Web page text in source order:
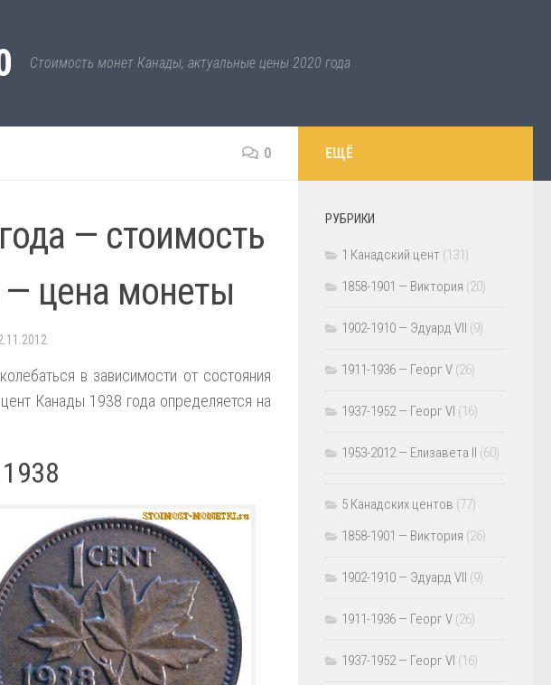
Стоимость монет Канады, актуальные цены 2020 года
0
— стоимость
цена монеты
в зависимости от состояния
Канады 1938 года определяется на
ЕЩЁ
РУБРИКИ
1 Канадский цент (131)
1858-1901 — Виктория (20)
1902-1910 — Эдуард VII (9)
1911-1936 — Георг V (26)
1937-1952 — Георг VI (16)
1953-2012 — Елизавета II (60)
5 Канадских центов (77)
1858-1901 — Виктория (26)
1902-1910 — Эдуард VII (9)
1911-1936 — Георг V (26)
1937-1952 — Георг VI (16)